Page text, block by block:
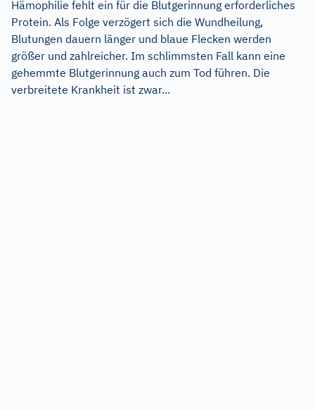
Hämophilie fehlt ein für die Blutgerinnung erforderliches
Protein. Als Folge verzögert sich die Wundheilung,
Blutungen dauern länger und blaue Flecken werden
größer und zahlreicher. Im schlimmsten Fall kann eine
gehemmte Blutgerinnung auch zum Tod führen. Die
verbreitete Krankheit ist zwar...